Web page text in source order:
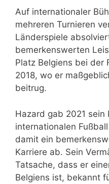
Auf internationaler
mehreren Turnieren
Länderspiele
bemerkenswerten
Platz Belgiens bei der
2018, wo er
beitrug.
Hazard gab 2021 sein
internationalen
damit ein
Karriere ab. Sein
Tatsache, dass er
Belgiens ist, bekannt